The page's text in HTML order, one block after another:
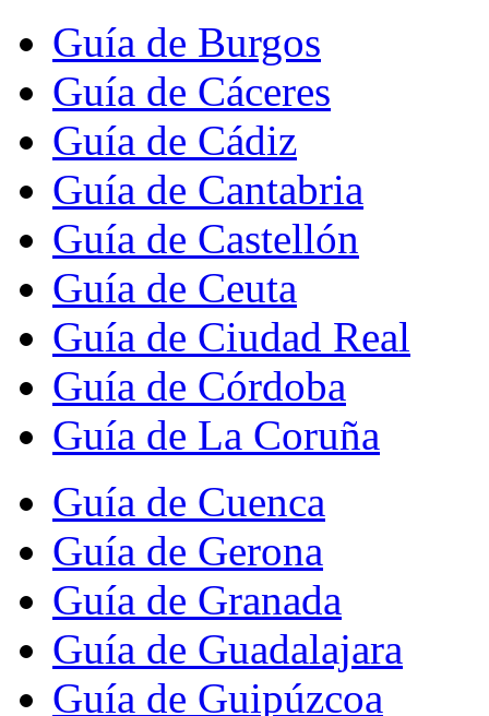
Guía de Burgos
Guía de Cáceres
Guía de Cádiz
Guía de Cantabria
Guía de Castellón
Guía de Ceuta
Guía de Ciudad Real
Guía de Córdoba
Guía de La Coruña
Guía de Cuenca
Guía de Gerona
Guía de Granada
Guía de Guadalajara
Guía de Guipúzcoa